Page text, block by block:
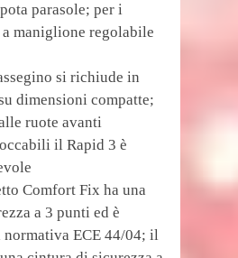
parasole; per i
maniglione regolabile
si richiude in
dimensioni compatte;
ruote avanti
il Rapid 3 è
Comfort Fix ha una
a 3 punti ed è
ECE 44/04; il